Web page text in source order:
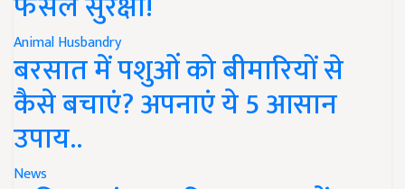
Animal Husbandry
बरसात में पशुओं को बीमारियों से
कैसे बचाएं? अपनाएं ये 5 आसान
उपाय..
News